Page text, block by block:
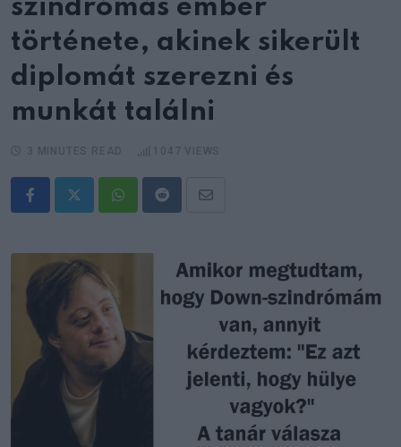
szindrómás ember
története, akinek sikerült
diplomát szerezni és
munkát találni
WhatsappRedditShare